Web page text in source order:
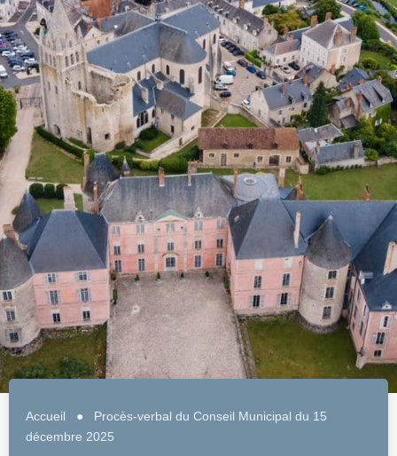
Accueil ● Procès-verbal du Conseil Municipal du 15
décembre 2025